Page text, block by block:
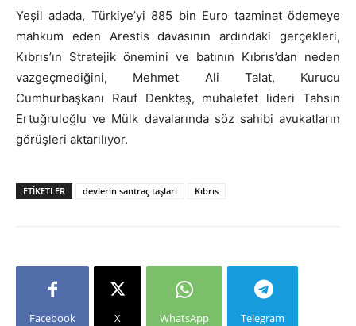
Yeşil adada, Türkiye’yi 885 bin Euro tazminat ödemeye
mahkum eden Arestis davasının ardındaki gerçekleri,
Kıbrıs’ın Stratejik önemini ve batının Kıbrıs’dan neden
vazgeçmediğini, Mehmet Ali Talat, Kurucu
Cumhurbaşkanı Rauf Denktaş, muhalefet lideri Tahsin
Ertuğruloğlu ve Mülk davalarında söz sahibi avukatların
görüşleri aktarılıyor.
ETIKETLER devlerin santraç taşları Kıbrıs
Facebook X WhatsApp Telegram